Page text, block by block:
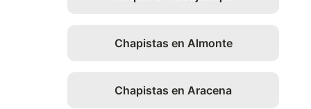
Chapistas en Almonte
Chapistas en Aracena